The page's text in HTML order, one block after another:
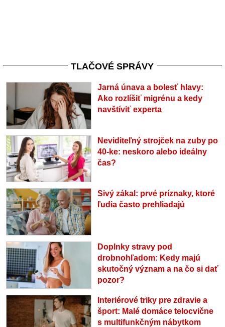
TLAČOVÉ SPRÁVY
Jarná únava a bolesť hlavy:
Ako rozlíšiť migrénu a kedy
navštíviť experta
Neviditeľný strojček na zuby po
40-ke: neskoro alebo ideálny
čas?
Sivý zákal: prvé príznaky, ktoré
ľudia často prehliadajú
Doplnky stravy pod
drobnohľadom: Kedy majú
skutočný význam a na čo si dať
pozor?
Interiérové triky pre zdravie a
šport: Malé domáce telocvične
s multifunkčným nábytkom